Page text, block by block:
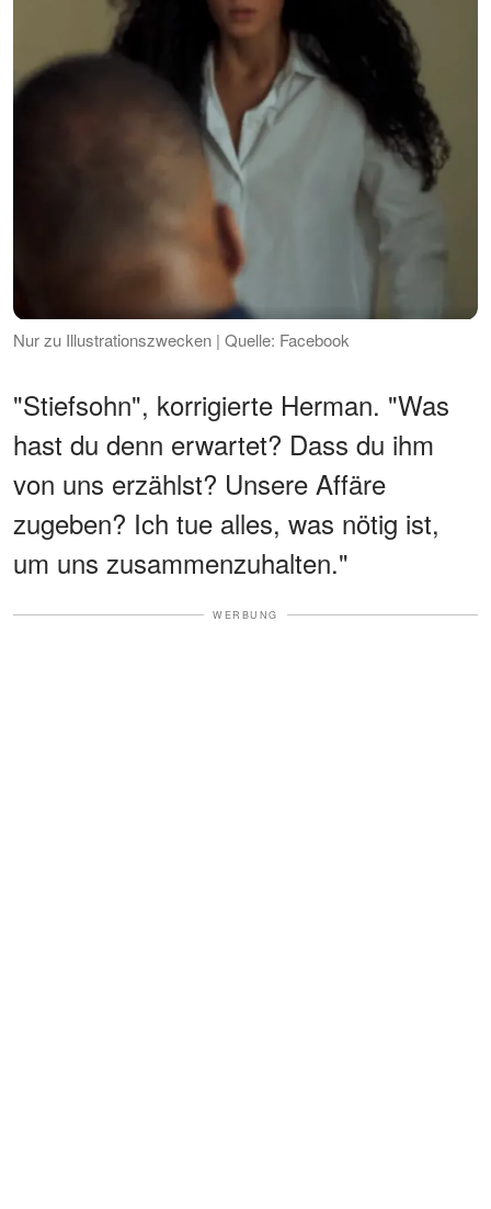
Nur zu Illustrationszwecken | Quelle: Facebook
"Stiefsohn", korrigierte Herman. "Was
hast du denn erwartet? Dass du ihm
von uns erzählst? Unsere Affäre
zugeben? Ich tue alles, was nötig ist,
um uns zusammenzuhalten."
WERBUNG